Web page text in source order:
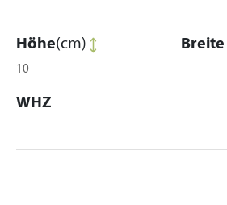
Höhe(cm)
10
Breite
WHZ